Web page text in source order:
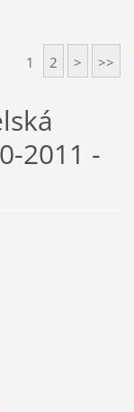
1 2 > >>
2011 -